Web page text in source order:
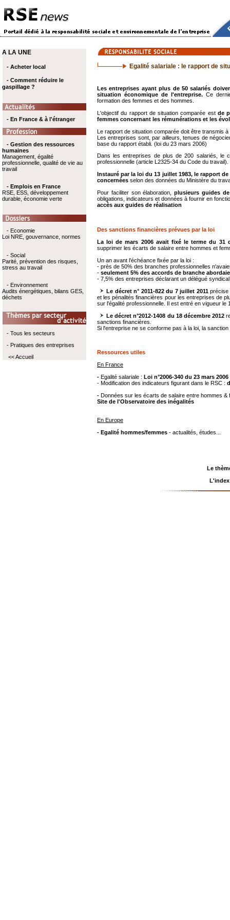
A LA UNE
- Acheter local
- Comment réduire le
gaspillage ?
- En France & à l'étranger
- Gestion des ressources
humaines
Management, égalité
professionnelle, qualité de vie au
travail
- Emplois en France
RSE, ESS, développement
durable, économie verte
- Economie
Loi NRE, gouvernance, normes
- Social
Parité, prévention des risques,
stress au travail
- Environnement
Audits énergétiques, bilans GES,
déchets
- Tous les secteurs
- Pratiques des entreprises
<< Accueil
Egalité salariale : le rapport de
Les entreprises ayant plus de 50 salariés
situation économique de l'entreprise. Ce
formation des femmes et des hommes.
L'objectif du rapport de situation comparée est de
femmes concernant les rémunérations et les
Le rapport de situation comparée doit être transmis
Les entreprises sont, par ailleurs, tenues de
base du rapport établi. (loi du 23 mars 2006)
Dans les entreprises de plus de 200 salariés, le
professionnelle (article L2325-34 du Code du travail).
Instauré par la loi du 13 juillet 1983, le rapport
concernées selon des données du Ministère du
Pour faciliter son élaboration,plusieurs guides
obligations, indicateurs et données à fournir en
accès aux guides de réalisation
Des sanctions financières prévues par la loi
La loi de mars 2006 avait fixé le terme du 31
supprimer les écarts de salaire entre hommes et
Un an avant l'échéance fixée par la loi :
- près de 50% des branches professionnelles
- seulement 5% des accords de branche
- 7,5% des entreprises déclarant un délégué
Le décret n° 2011-822 du 7 juillet 2011précise
et les pénalités financières pour les entreprises de
sur l'égalité professionnelle. Il est entré en vigueur le
Le décret n°2012-1408 du 18 décembre 2012
sanctions financières.
Si l'entreprise ne se conforme pas à la loi, la
Ressources utiles
En France
- Egalité salariale : Loi n°2006-340 du 23 mars 2006
- Modification des indicateurs figurant dans le RSC :
- Données sur les écarts de salaire entre hommes &
Site de l'Observatoire des inégalités
En Europe
- Egalité hommes/femmes - actualités, études...
Le